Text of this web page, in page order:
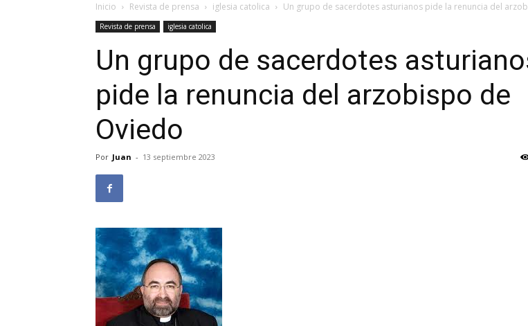
Inicio Revista de prensa iglesia catolica Un grupo de sacerdotes asturianos pide la renuncia del
Revista de prensa iglesia catolica
Un grupo de sacerdotes
pide la renuncia del arzobispo de
Oviedo
Por Juan - 13 septiembre 2023